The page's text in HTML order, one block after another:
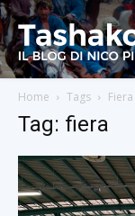
Home Tags Fiera
Tag: fiera